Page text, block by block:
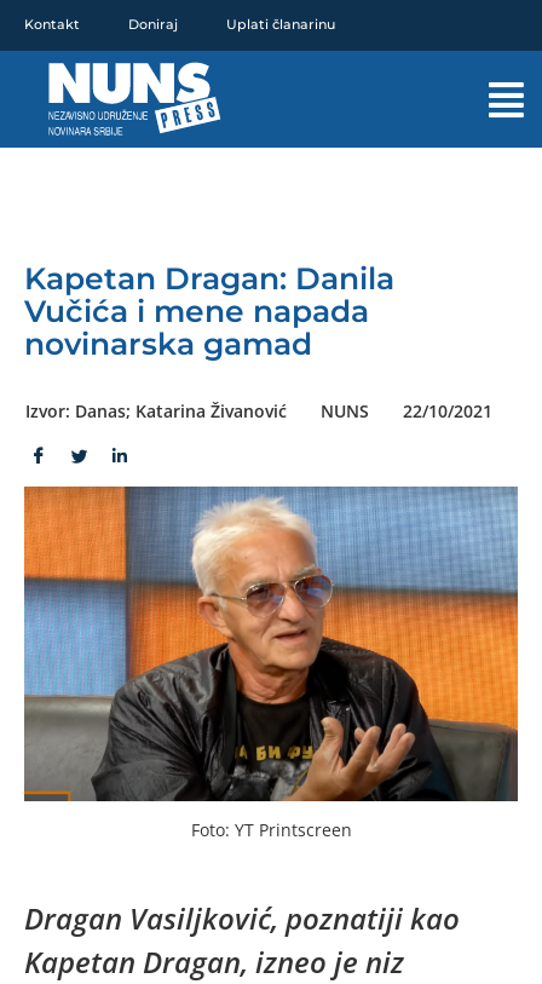
sadržaj
Kontakt Doniraj Uplati članarinu
Kapetan Dragan: Danila
Vučića i mene napada
novinarska gamad
Izvor: Danas; Katarina Živanović NUNS 22/10/2021
Foto: YT Printscreen
Dragan Vasiljković, poznatiji kao
Kapetan Dragan, izneo je niz